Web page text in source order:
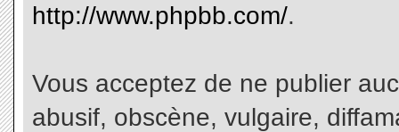
http://www.phpbb.com/.
Vous acceptez de ne publier
abusif, obscène, vulgaire,